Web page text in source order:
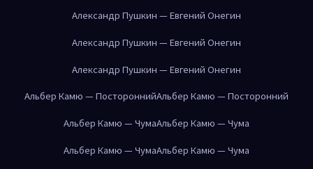
Александр Пушкин — Евгений Онегин
Александр Пушкин — Евгений Онегин
Александр Пушкин — Евгений Онегин
Альбер Камю — ПостороннийАльбер Камю — Посторонний
Альбер Камю — ЧумаАльбер Камю — Чума
Альбер Камю — ЧумаАльбер Камю — Чума